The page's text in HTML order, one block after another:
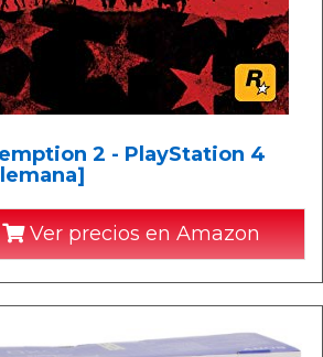
2 - PlayStation 4
Ver precios en Amazon